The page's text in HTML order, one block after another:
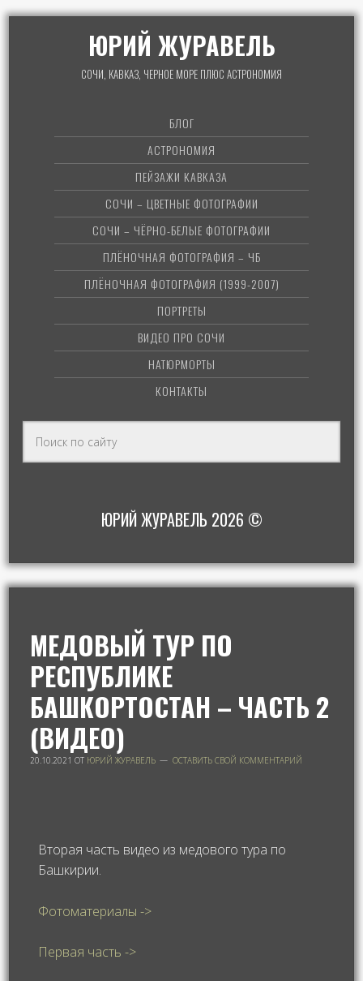
ЮРИЙ ЖУРАВЕЛЬ
СОЧИ, КАВКАЗ, ЧЕРНОЕ МОРЕ ПЛЮС АСТРОНОМИЯ
БЛОГ
АСТРОНОМИЯ
ПЕЙЗАЖИ КАВКАЗА
СОЧИ – ЦВЕТНЫЕ ФОТОГРАФИИ
СОЧИ – ЧЁРНО-БЕЛЫЕ ФОТОГРАФИИ
ПЛЁНОЧНАЯ ФОТОГРАФИЯ – ЧБ
ПЛЁНОЧНАЯ ФОТОГРАФИЯ (1999-2007)
ПОРТРЕТЫ
ВИДЕО ПРО СОЧИ
НАТЮРМОРТЫ
КОНТАКТЫ
ЮРИЙ ЖУРАВЕЛЬ 2026 ©
МЕДОВЫЙ ТУР ПО
РЕСПУБЛИКЕ
БАШКОРТОСТАН – ЧАСТЬ 2
(ВИДЕО)
20.10.2021 ОТ ЮРИЙ ЖУРАВЕЛЬ ОСТАВИТЬ СВОЙ КОММЕНТАРИЙ
Вторая часть видео из медового тура по
Башкирии.
Фотоматериалы ->
Первая часть ->